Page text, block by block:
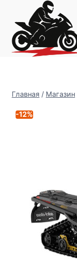
содержимому
Главная / Магазин
-12%